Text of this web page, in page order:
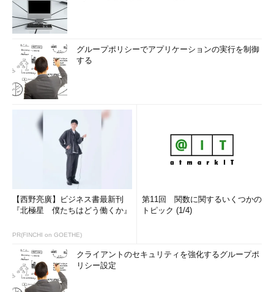
グループポリシーでアプリケーションの実行を制御
する
【西野亮廣】ビジネス書最新刊
『北極星 僕たちはどう働くか』
PR(FINCHI on GOETHE)
第11回 関数に関するいくつかの
トピック (1/4)
クライアントのセキュリティを強化するグループポ
リシー設定